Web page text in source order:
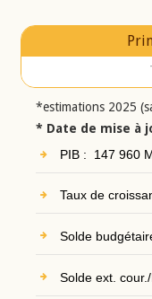
*estimations 2025
* Date de mise à
PIB : 147 960
Taux de
Solde
Solde ext.